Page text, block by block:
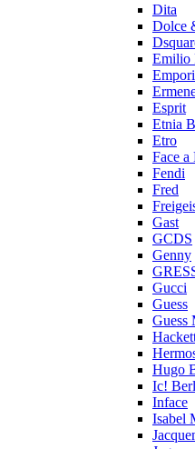
Dita
Dolce
Emilio
Esprit
Etnia
Etro
Face a
Fendi
Fred
Gast
GCDS
Genny
Gucci
Guess
Guess
Hugo
Ic!
Inface
Isabel